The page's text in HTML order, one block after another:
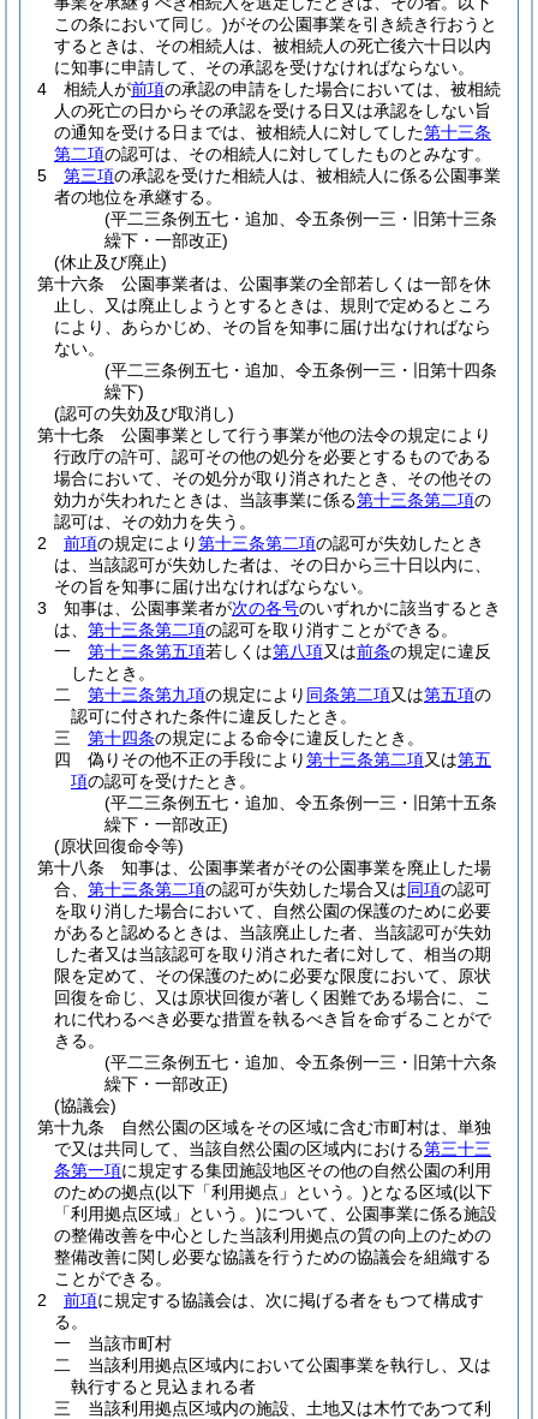
この条において同じ。)がその公園事業を引き続き行おうと
するときは、その相続人は、被相続人の死亡後六十日以内
に知事に申請して、その承認を受けなければならない。
4
相続人が前項の承認の申請をした場合においては、被相続
人の死亡の日からその承認を受ける日又は承認をしない旨
の通知を受ける日までは、被相続人に対してした第十三条
第二項の認可は、その相続人に対してしたものとみなす。
5
第三項の承認を受けた相続人は、被相続人に係る公園事業
者の地位を承継する。
(平二三条例五七・追加、令五条例一三・旧第十三条
繰下・一部改正)
(休止及び廃止)
第十六条
公園事業者は、公園事業の全部若しくは一部を休
止し、又は廃止しようとするときは、規則で定めるところ
により、あらかじめ、その旨を知事に届け出なければなら
ない。
(平二三条例五七・追加、令五条例一三・旧第十四条
繰下)
(認可の失効及び取消し)
第十七条
公園事業として行う事業が他の法令の規定により
行政庁の許可、認可その他の処分を必要とするものである
場合において、その処分が取り消されたとき、その他その
効力が失われたときは、当該事業に係る第十三条第二項の
認可は、その効力を失う。
2
前項の規定により第十三条第二項の認可が失効したとき
は、当該認可が失効した者は、その日から三十日以内に、
その旨を知事に届け出なければならない。
3
知事は、公園事業者が次の各号のいずれかに該当するとき
は、 第十三条第二項の認可を取り消すことができる。
一
第十三条第五項若しくは第八項又は前条の規定に違反
したとき。
二
第十三条第九項の規定により 同条第二項又は第五項の
認可に付された条件に違反したとき。
三
第十四条の規定による命令に違反したとき。
四
偽りその他不正の手段により第十三条第二項又は第五
項の認可を受けたとき。
(平二三条例五七・追加、令五条例一三・旧第十五条
繰下・一部改正)
(原状回復命令等)
第十八条
知事は、公園事業者がその公園事業を廃止した場
合、 第十三条第二項の認可が失効した場合又は同項の認可
を取り消した場合において、自然公園の保護のために必要
があると認めるときは、当該廃止した者、当該認可が失効
した者又は当該認可を取り消された者に対して、相当の期
限を定めて、その保護のために必要な限度において、原状
回復を命じ、又は原状回復が著しく困難である場合に、こ
れに代わるべき必要な措置を執るべき旨を命ずることがで
きる。
(平二三条例五七・追加、令五条例一三・旧第十六条
繰下・一部改正)
(協議会)
第十九条
自然公園の区域をその区域に含む市町村は、単独
で又は共同して、当該自然公園の区域内における第三十三
条第一項に規定する集団施設地区その他の自然公園の利用
のための拠点(以下「利用拠点」という。)となる区域(以下
「利用拠点区域」という。)について、公園事業に係る施設
の整備改善を中心とした当該利用拠点の質の向上のための
整備改善に関し必要な協議を行うための協議会を組織する
ことができる。
2
前項に規定する協議会は、次に掲げる者をもつて構成す
る。
一
当該市町村
二
当該利用拠点区域内において公園事業を執行し、又は
執行すると見込まれる者
三
当該利用拠点区域内の施設、土地又は木竹であつて利